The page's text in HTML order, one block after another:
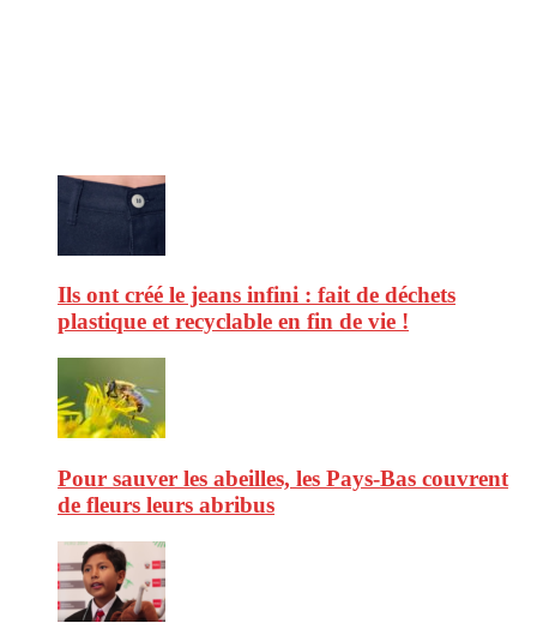
Ils ont créé le jeans infini : fait de déchets
plastique et recyclable en fin de vie !
Pour sauver les abeilles, les Pays-Bas couvrent
de fleurs leurs abribus